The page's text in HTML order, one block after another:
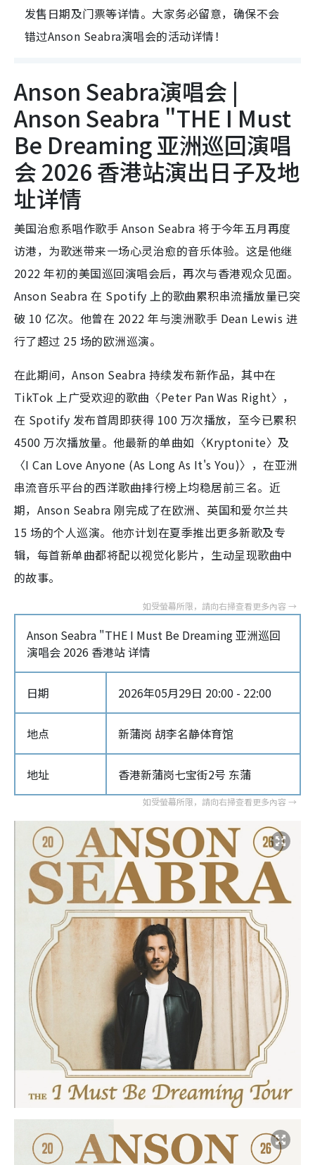
发售日期及门票等详情。大家务必留意，确保不会
错过Anson Seabra演唱会的活动详情！
Anson Seabra演唱会 |
Anson Seabra "THE I Must
Be Dreaming 亚洲巡回演唱
会 2026 香港站演出日子及地
址详情
美国治愈系唱作歌手 Anson Seabra 将于今年五月再度
访港，为歌迷带来一场心灵治愈的音乐体验。这是他继
2022 年初的美国巡回演唱会后，再次与香港观众见面。
Anson Seabra 在 Spotify 上的歌曲累积串流播放量已突
破 10 亿次。他曾在 2022 年与澳洲歌手 Dean Lewis 进
行了超过 25 场的欧洲巡演。
在此期间，Anson Seabra 持续发布新作品，其中在
TikTok 上广受欢迎的歌曲〈Peter Pan Was Right〉，
在 Spotify 发布首周即获得 100 万次播放，至今已累积
4500 万次播放量。他最新的单曲如〈Kryptonite〉及
〈I Can Love Anyone (As Long As It's You)〉，在亚洲
串流音乐平台的西洋歌曲排行榜上均稳居前三名。近
期，Anson Seabra 刚完成了在欧洲、英国和爱尔兰共
15 场的个人巡演。他亦计划在夏季推出更多新歌及专
辑，每首新单曲都将配以视觉化影片，生动呈现歌曲中
的故事。
Anson Seabra "THE I Must Be Dreaming 亚洲巡回
演唱会 2026 香港站 详情
日期 2026年05月29日 20:00 - 22:00
地点 新蒲岗 胡李名静体育馆
地址 香港新蒲岗七宝街2号 东蒲